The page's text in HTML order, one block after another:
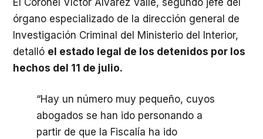
órgano especializado de la dirección general de
Investigación Criminal del Ministerio del Interior,
detalló el estado legal de los detenidos por los
hechos del 11 de julio.
“Hay un número muy pequeño, cuyos
abogados se han ido personando a
partir de que la Fiscalía ha ido